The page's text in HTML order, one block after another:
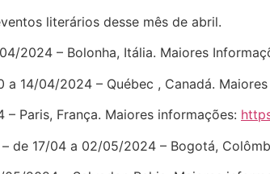
literários desse mês de abril.
2024 – Bolonha, Itália. Maiores
14/04/2024 – Québec , Canadá.
Paris, França. Maiores informações:
de 17/04 a 02/05/2024 – Bogotá,